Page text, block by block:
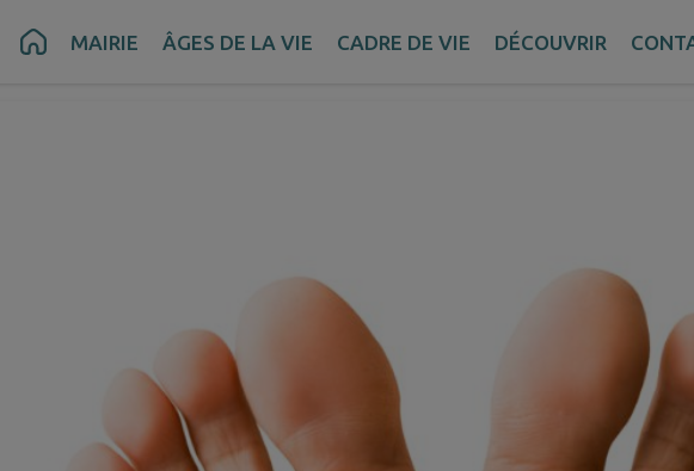
Pied de page
MAIRIE ÂGES DE LA VIE CADRE DE VIE DÉCOUVRIR
TASSIN Margaux